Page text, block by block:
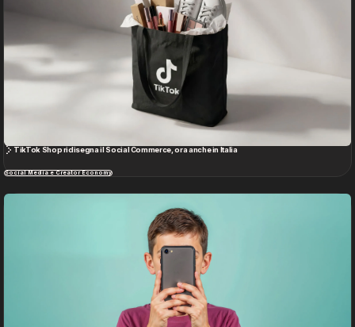
La nuova grammatica del marketing contemporaneo
Digital Marketing e Brand Strategy